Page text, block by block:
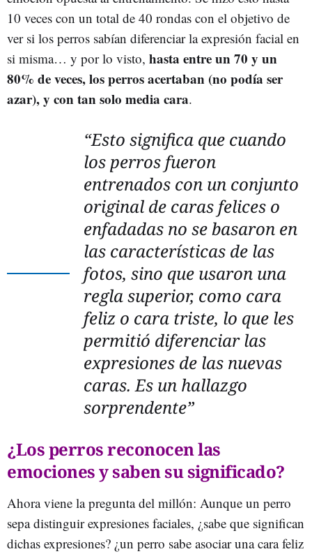
10 veces con un total de 40 rondas con el objetivo de
ver si los perros sabían diferenciar la expresión facial en
si misma… y por lo visto, hasta entre un 70 y un
80% de veces, los perros acertaban (no podía ser
azar), y con tan solo media cara.
“Esto significa que cuando
los perros fueron
entrenados con un conjunto
original de caras felices o
enfadadas no se basaron en
las características de las
fotos, sino que usaron una
regla superior, como cara
feliz o cara triste, lo que les
permitió diferenciar las
expresiones de las nuevas
caras. Es un hallazgo
sorprendente”
¿Los perros reconocen las
emociones y saben su significado?
Ahora viene la pregunta del millón: Aunque un perro
sepa distinguir expresiones faciales, ¿sabe que significan
dichas expresiones? ¿un perro sabe asociar una cara feliz